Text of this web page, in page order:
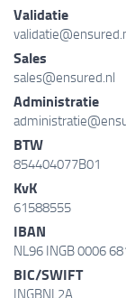
Validatie
Sales
sales@ensured.nl
Administratie
BTW
854404077B01
KvK
61588555
IBAN
NL96 INGB 0006
BIC/SWIFT
INGBNL2A